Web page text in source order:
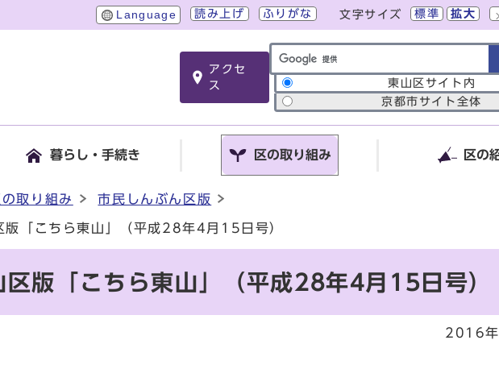
Language 読み上げ ふりがな 文字サイズ 標準 拡大
アクセ
ス
サイト内検索の範囲 東山区サイト内
京都市サイト全体
暮らし・手続き 区の取り組み 区の
の取り組み 市民しんぶん区版
版「こちら東山」（平成28年4月15日号）
版「こちら東山」（平成28年4月15日号）
2016